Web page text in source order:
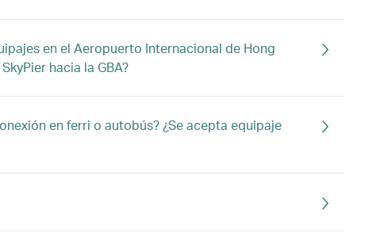
en el Aeropuerto Internacional de Hong
hacia la GBA?
en ferri o autobús? ¿Se acepta equipaje